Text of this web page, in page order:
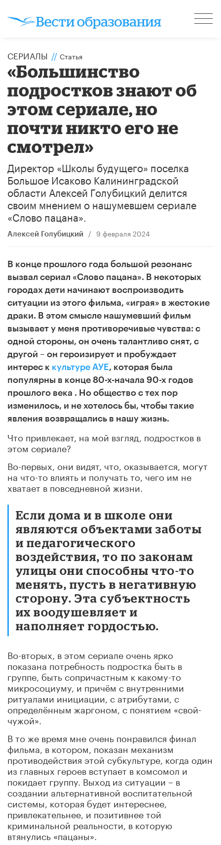
СЕРИАЛЫ // Статья
«Большинство
подростков знают об
этом сериале, но
почти никто его не
смотрел»
Директор «Школы будущего» поселка
Большое Исаково Калининградской
области Алексей Голубицкий делится
своим мнением о нашумевшем сериале
«Слово пацана».
Алексей Голубицкий / 9 февраля 2024
В конце прошлого года большой резонанс
вызвал сериал «Слово пацана». В некоторых
городах дети начинают воспроизводить
ситуации из этого фильма, «играя» в жестокие
драки. В этом смысле нашумевший фильм
вызывает у меня противоречивые чувства: с
одной стороны, он очень талантливо снят, с
другой – он героизирует и пробуждает
интерес к культуре АУЕ, которая была
популярны в конце 80-х-начала 90-х годов
прошлого века . Но общество с тех пор
изменилось, и не хотелось бы, чтобы такие
явления возвращались в нашу жизнь.
Что привлекает, на мой взгляд, подростков в
этом сериале?
Во-первых, они видят, что, оказывается, могут
на что-то влиять и получать то, чего им не
хватает в повседневной жизни.
Если дома и в школе они
являются объектами заботы
и педагогического
воздействия, то по законам
улицы они способны что-то
менять, пусть в негативную
сторону. Эта субъектность
их воодушевляет и
наполняет гордостью.
Во-вторых, в этом сериале очень ярко
показана потребность подростка быть в
группе, быть сопричастным к какому-то
микросоциуму, и причём с внутренними
ритуалами инициации, с атрибутами, с
определённым жаргоном, с понятием «свой-
чужой».
В то же время мне очень понравился финал
фильма, в котором, показан механизм
противодействия этой субкультуре, когда один
из главных героев вступает в комсомол и
покидает группу. Выход из ситуации – в
создании альтернативной воспитательной
системы, которая будет интереснее,
привлекательнее, и позитивнее той
криминальной реальности, в которую
втянулись «пацаны».